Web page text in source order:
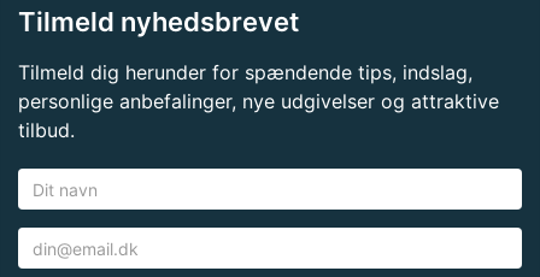
Tilmeld nyhedsbrevet
Tilmeld dig herunder for spændende tips, indslag,
personlige anbefalinger, nye udgivelser og attraktive
tilbud.